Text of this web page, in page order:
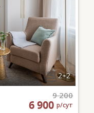
2+2
9 200
6 900р/сут